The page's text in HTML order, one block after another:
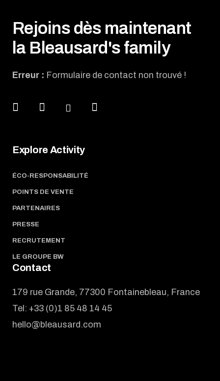
Rejoins dès maintenant
la Bleausard's family
Erreur : Formulaire de contact non trouvé !
Explore Activity
ÉCO-RESPONSABILITÉ
POINTS DE VENTE
PARTENAIRES
PRESSE
RECRUTEMENT
LE GROUPE BW
Contact
179 rue Grande, 77300 Fontainebleau, France
Tel: +33 (0)1 85 48 14 45
hello@bleausard.com